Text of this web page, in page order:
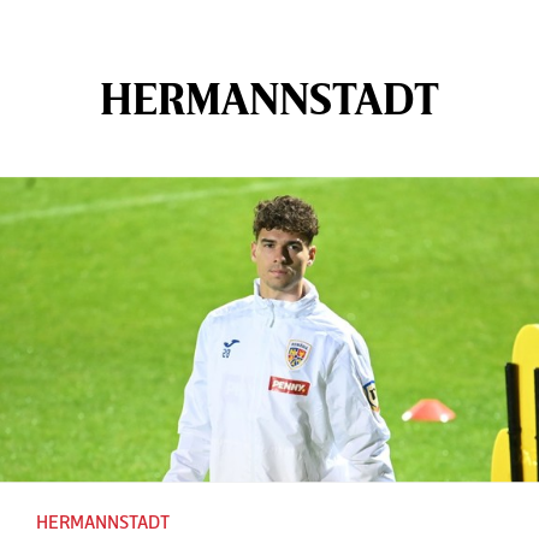
HERMANNSTADT
HERMANNSTADT